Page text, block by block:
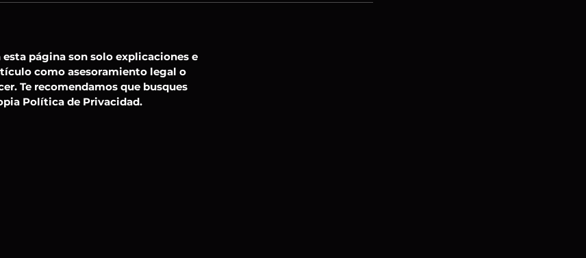
página son solo explicaciones e
como asesoramiento legal o
Te recomendamos que busques
Política de Privacidad.